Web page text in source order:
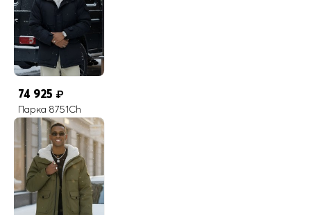
74 925 ₽
Парка 8751Ch